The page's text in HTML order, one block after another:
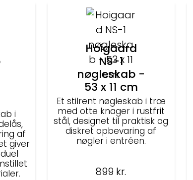
i
af
giver
Hoigaard
NS-1
nøgleskab -
53 x 11 cm
Et stilrent nøgleskab i træ
med otte knager i rustfrit
stål, designet til praktisk og
diskret opbevaring af
nøgler i entréen.
899 kr.